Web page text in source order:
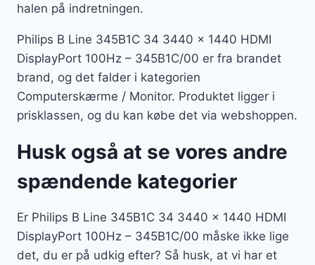
halen på indretningen.
Philips B Line 345B1C 34 3440 x 1440 HDMI
DisplayPort 100Hz – 345B1C/00 er fra brandet
brand, og det falder i kategorien
Computerskærme / Monitor. Produktet ligger i
prisklassen, og du kan købe det via webshoppen.
Husk også at se vores andre
spændende kategorier
Er Philips B Line 345B1C 34 3440 x 1440 HDMI
DisplayPort 100Hz – 345B1C/00 måske ikke lige
det, du er på udkig efter? Så husk, at vi har et